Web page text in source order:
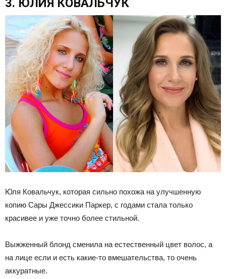
3. ЮЛИЯ КОВАЛЬЧУК
Юля Ковальчук, которая сильно похожа на улучшенную
копию Сары Джессики Паркер, с годами стала только
красивее и уже точно более стильной.
Выжженный блонд сменила на естественный цвет волос, а
на лице если и есть какие-то вмешательства, то очень
аккуратные.